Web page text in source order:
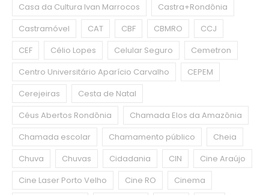
Casa da Cultura Ivan Marrocos
Castra+Rondônia
Castramóvel
CAT CBF CBMRO
CCJ
CEF
Célio Lopes Celular Seguro
Cemetron
Centro Universitário Aparício Carvalho
CEPEM
Cerejeiras
Cesta de Natal
Céus Abertos Rondônia
Chamada Elos da Amazônia
Chamada escolar
Chamamento público
Cheia
Chuva
Chuvas Cidadania CIN
Cine Araújo
Cine Laser Porto Velho
Cine RO
Cinema